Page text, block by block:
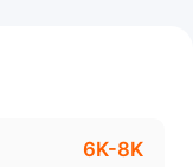
6K-8K